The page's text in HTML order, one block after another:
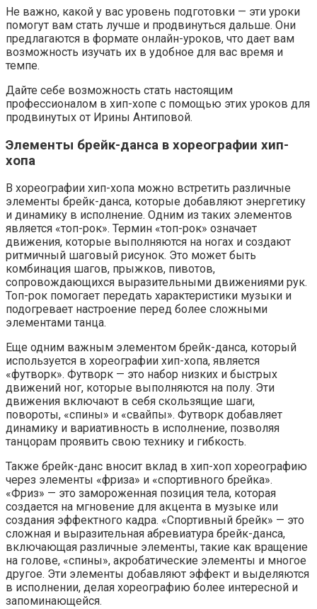
Не важно, какой у вас уровень подготовки — эти уроки
помогут вам стать лучше и продвинуться дальше. Они
предлагаются в формате онлайн-уроков, что дает вам
возможность изучать их в удобное для вас время и
темпе.
Дайте себе возможность стать настоящим
профессионалом в хип-хопе с помощью этих уроков для
продвинутых от Ирины Антиповой.
Элементы брейк-данса в хореографии хип-
хопа
В хореографии хип-хопа можно встретить различные
элементы брейк-данса, которые добавляют энергетику
и динамику в исполнение. Одним из таких элементов
является «топ-рок». Термин «топ-рок» означает
движения, которые выполняются на ногах и создают
ритмичный шаговый рисунок. Это может быть
комбинация шагов, прыжков, пивотов,
сопровождающихся выразительными движениями рук.
Топ-рок помогает передать характеристики музыки и
подогревает настроение перед более сложными
элементами танца.
Еще одним важным элементом брейк-данса, который
используется в хореографии хип-хопа, является
«футворк». Футворк — это набор низких и быстрых
движений ног, которые выполняются на полу. Эти
движения включают в себя скользящие шаги,
повороты, «спины» и «свайпы». Футворк добавляет
динамику и вариативность в исполнение, позволяя
танцорам проявить свою технику и гибкость.
Также брейк-данс вносит вклад в хип-хоп хореографию
через элементы «фриза» и «спортивного брейка».
«Фриз» — это замороженная позиция тела, которая
создается на мгновение для акцента в музыке или
создания эффектного кадра. «Спортивный брейк» — это
сложная и выразительная абревиатура брейк-данса,
включающая различные элементы, такие как вращение
на голове, «спины», акробатические элементы и многое
другое. Эти элементы добавляют эффект и выделяются
в исполнении, делая хореографию более интересной и
запоминающейся.